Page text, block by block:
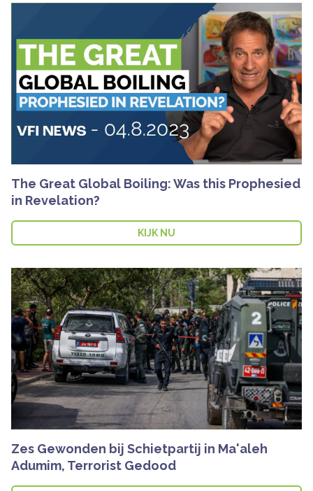
The Great Global Boiling: Was this Prophesied
in Revelation?
KIJK NU
Zes Gewonden bij Schietpartij in Ma'aleh
Adumim, Terrorist Gedood